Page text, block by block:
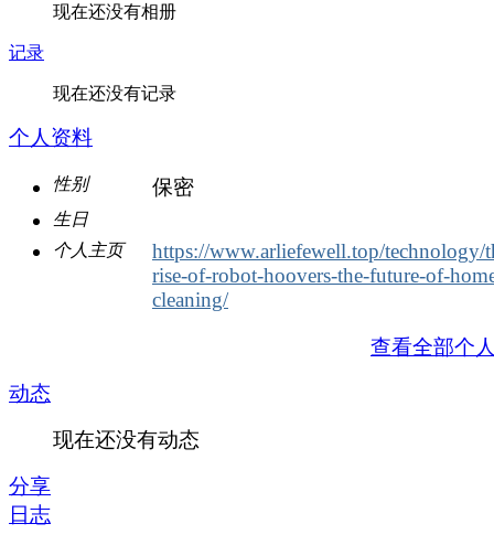
现在还没有相册
记录
现在还没有记录
个人资料
性别 保密
生日
个人主页
https://www.arliefewell.top/technology/
rise-of-robot-hoovers-the-future-of-
cleaning/
查看全部个
动态
现在还没有动态
分享
日志